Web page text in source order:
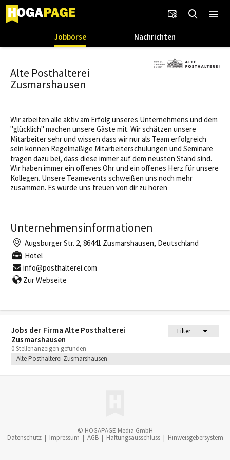
Jobbörse Nachrichten
Jobs der Firma Alte Posthalterei
Zusmarshausen
Filter
0 Stellenanzeigen gefunden
Alte Posthalterei Zusmarshausen
Alte Posthalterei
Zusmarshausen
Wir arbeiten alle aktiv am Erfolg unseres Unternehmens und dem
"glücklich" machen unsere Gäste mit. Wir schätzen unsere
Mitarbeiter sehr und wissen dass wir nur als Team erfolgreich
sein können Regelmäßige Mitarbeiterschulungen und Seminare
tragen dazu bei, dass diese immer auf dem neusten Stand sind.
Wir haben immer ein offenes Ohr und ein offenes Herz für unsere
Kollegen. Unsere Teamevents schweißen uns noch mehr
zusammen. Es würde uns freuen von dir zu hören
Unternehmensinformationen
Augsburger Str. 2, 86441 Zusmarshausen, Deutschland
Hotel
info@posthalterei.com
Zur Webseite
© HOGAPAGE Media GmbH
Datenschutz | Impressum | AGB | Haftungsausschluss | Hinweisgebersystem